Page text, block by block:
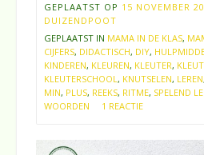
GEPLAATST OP 15 NOVEMBER
DUIZENDPOOT
GEPLAATST IN MAMA IN DE KLAS,
CIJFERS, DIDACTISCH, DIY,
KINDEREN, KLEUREN, KLEUTER,
KLEUTERSCHOOL, KNUTSELEN, LEREN,
MIN, PLUS, REEKS, RITME, SPELEND
WOORDEN
1 REACTIE